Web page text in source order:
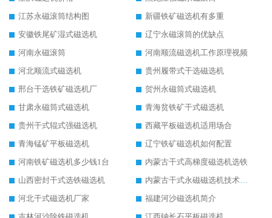
江苏永磁滚筒结构图
新疆铁矿磁选机有多重
安徽铁尾矿湿式磁选机
辽宁永磁滚筒的优缺点
河南永磁滚筒
河南顺流磁选机工作原理视频
河北顺流式磁选机
贵州履带式干选磁选机
邢台干选铁矿磁选机厂
贺州永磁筒式磁选机
甘肃永磁筒式磁选机
青海贫铁矿干式磁选机
贵州干式辊式强磁选机
西藏平板磁选机适用场合
青海锰矿平板磁选机
辽宁铁矿磁选机如何配置
河南铁矿磁选机多少钱1台
内蒙古干式高梯度磁选机选铁
山西密封干式选铁磁选机
内蒙古干式永磁磁选机技术要求
河北干式磁选机厂家
福建河沙磁选机简介